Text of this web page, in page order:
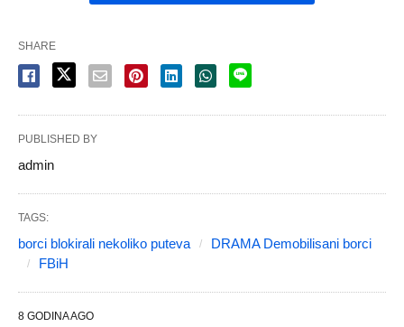
SHARE
PUBLISHED BY
admin
TAGS:
borci blokirali nekoliko puteva
DRAMA Demobilisani borci
FBiH
8 GODINA AGO